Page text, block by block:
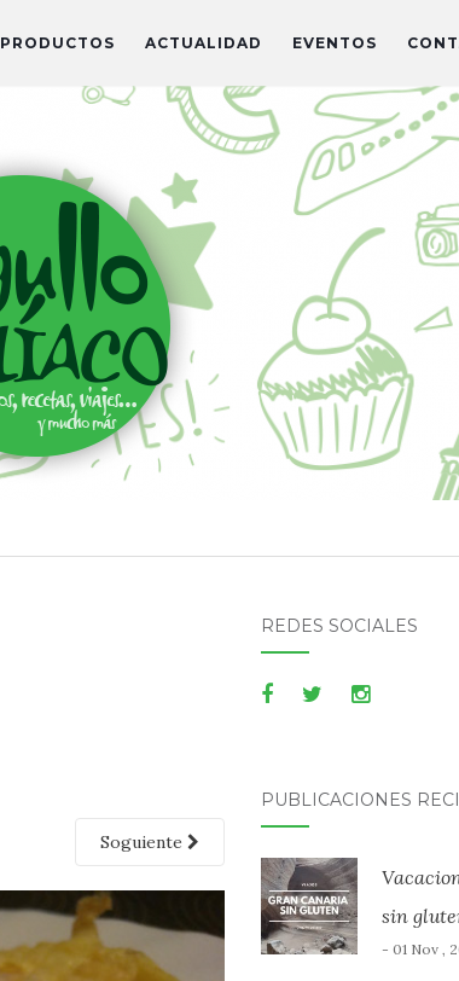
PRODUCTOS ACTUALIDAD EVENTOS
Soguiente
REDES SOCIALES
PUBLICACIONES
sin
- 01 Nov ,